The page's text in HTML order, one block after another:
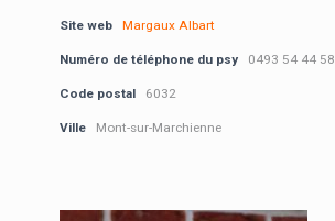
Site web Margaux Albart
Numéro de téléphone du psy 0493 54 44 58
Code postal 6032
Ville Mont-sur-Marchienne